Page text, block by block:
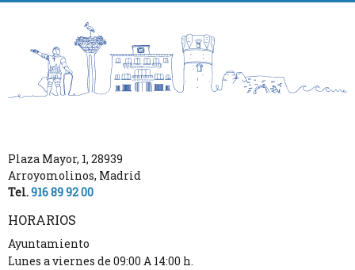
Plaza Mayor, 1, 28939
Arroyomolinos, Madrid
Tel.916 89 92 00
HORARIOS
Ayuntamiento
Lunes a viernes de 09:00 A 14:00 h.